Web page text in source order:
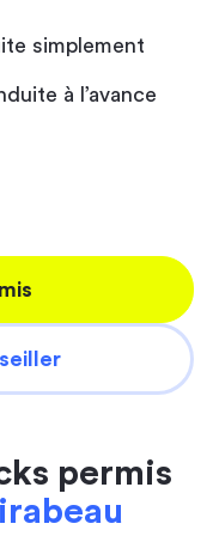
simplement
à l’avance
permis